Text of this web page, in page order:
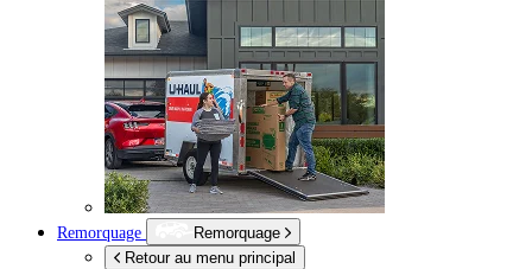
Remorquage
Remorquage
Retour au menu principal